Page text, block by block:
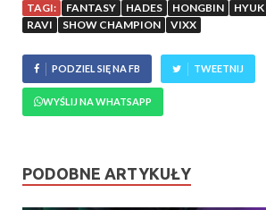
TAGI: FANTASY HADES HONGBIN HYUK
RAVI
SHOW CHAMPION VIXX
PODZIEL SIĘ NA FB TWEETNIJ
WYŚLIJ NA WHATSAPP
PODOBNE ARTYKUŁY